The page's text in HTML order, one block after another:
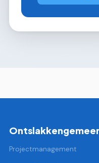
Projectmanagement